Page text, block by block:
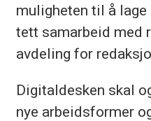
muligheten til å lage
tett samarbeid med
avdeling for
Digitaldesken skal
nye arbeidsformer